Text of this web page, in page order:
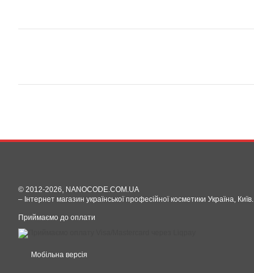
© 2012-2026, NANOCODE.COM.UA
– Інтернет магазин української професійної косметики Україна, Київ.
Приймаємо до оплати
Мобільна версія